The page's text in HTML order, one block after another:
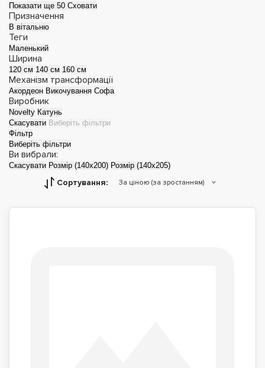
Прямі дивани
Показати ще 50 Сховати
Призначення
В вітальню
Теги
Маленький
Ширина
120 см 140 см 160 см
Механізм трансформації
Акордеон Викочування Софа
Виробник
Novelty Катунь
Скасувати Виберіть фільтри
Фільтр
Виберіть фільтри
Ви вибрали:
Скасувати Розмір (140x200) Розмір (140x205)
Сортування: За ціною (за зростанням)